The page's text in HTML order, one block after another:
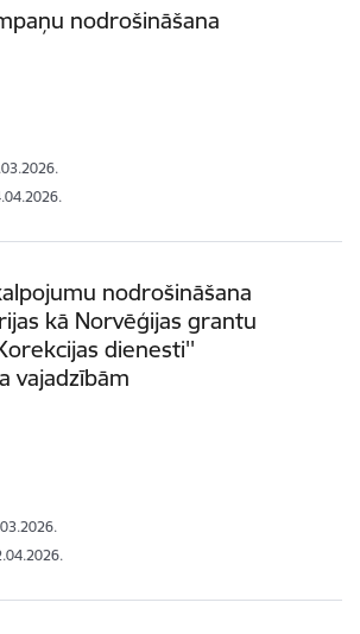
nodrošināšana
nodrošināšana
kā Norvēģijas grantu
dienesti''
vajadzībām